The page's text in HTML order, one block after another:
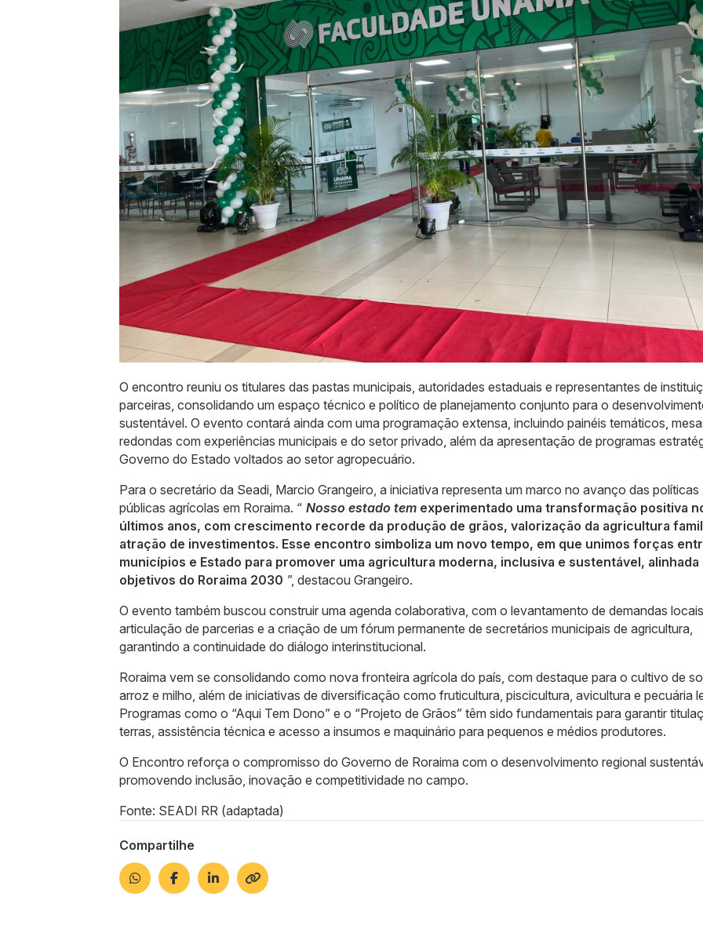
O encontro reuniu os titulares das pastas municipais, autoridades estaduais e representantes de
parceiras, consolidando um espaço técnico e político de planejamento conjunto para o
sustentável. O evento contará ainda com uma programação extensa, incluindo painéis temáticos,
redondas com experiências municipais e do setor privado, além da apresentação de programas
Governo do Estado voltados ao setor agropecuário.
Para o secretário da Seadi, Marcio Grangeiro, a iniciativa representa um marco no avanço das políticas
públicas agrícolas em Roraima. “ Nosso estado tem experimentado uma transformação positiva
últimos anos, com crescimento recorde da produção de grãos, valorização da agricultura
atração de investimentos. Esse encontro simboliza um novo tempo, em que unimos forças
municípios e Estado para promover uma agricultura moderna, inclusiva e sustentável, alinhada
objetivos do Roraima 2030 ”, destacou Grangeiro.
O evento também buscou construir uma agenda colaborativa, com o levantamento de demandas
articulação de parcerias e a criação de um fórum permanente de secretários municipais de agricultura,
garantindo a continuidade do diálogo interinstitucional.
Roraima vem se consolidando como nova fronteira agrícola do país, com destaque para o cultivo de
arroz e milho, além de iniciativas de diversificação como fruticultura, piscicultura, avicultura e pecuária
Programas como o “Aqui Tem Dono” e o “Projeto de Grãos” têm sido fundamentais para garantir
terras, assistência técnica e acesso a insumos e maquinário para pequenos e médios produtores.
O Encontro reforça o compromisso do Governo de Roraima com o desenvolvimento regional
promovendo inclusão, inovação e competitividade no campo.
Fonte: SEADI RR (adaptada)
Compartilhe